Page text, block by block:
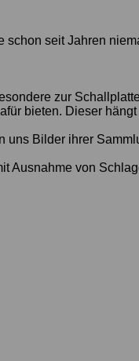
seit Jahren
zur
bieten. Dieser
Bilder ihrer
Ausnahme von